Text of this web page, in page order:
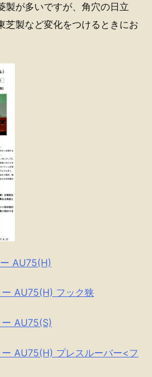
製が多いですが、角穴の日立
芝製など変化をつけるときにお
AU75(H)
AU75(H) フック狭
AU75(S)
AU75(H) プレスルーバー<フ